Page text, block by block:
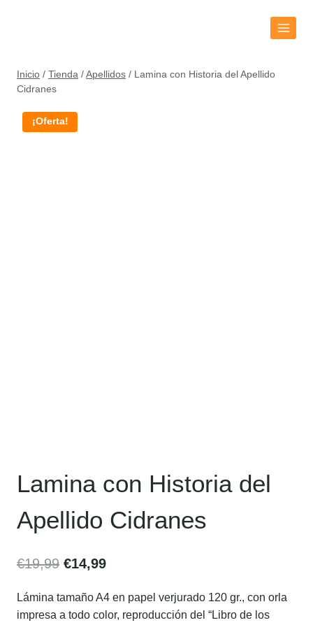
Inicio / Tienda / Apellidos / Lamina con Historia del Apellido
Cidranes
¡Oferta!
Lamina con Historia del
Apellido Cidranes
€19,99 €14,99
Lámina tamaño A4 en papel verjurado 120 gr., con orla
impresa a todo color, reproducción del “Libro de los